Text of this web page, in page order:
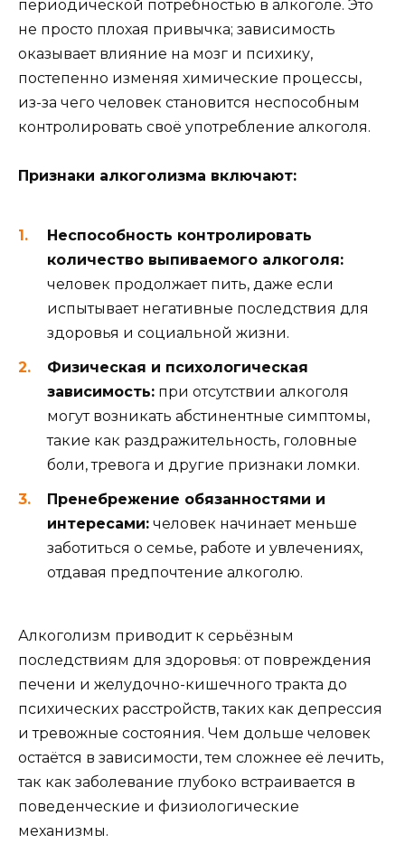
периодической потребностью в алкоголе. Это
не просто плохая привычка; зависимость
оказывает влияние на мозг и психику,
постепенно изменяя химические процессы,
из-за чего человек становится неспособным
контролировать своё употребление алкоголя.
Признаки алкоголизма включают:
Неспособность контролировать
количество выпиваемого алкоголя:
человек продолжает пить, даже если
испытывает негативные последствия для
здоровья и социальной жизни.
Физическая и психологическая
зависимость: при отсутствии алкоголя
могут возникать абстинентные симптомы,
такие как раздражительность, головные
боли, тревога и другие признаки ломки.
Пренебрежение обязанностями и
интересами: человек начинает меньше
заботиться о семье, работе и увлечениях,
отдавая предпочтение алкоголю.
Алкоголизм приводит к серьёзным
последствиям для здоровья: от повреждения
печени и желудочно-кишечного тракта до
психических расстройств, таких как депрессия
и тревожные состояния. Чем дольше человек
остаётся в зависимости, тем сложнее её лечить,
так как заболевание глубоко встраивается в
поведенческие и физиологические
механизмы.